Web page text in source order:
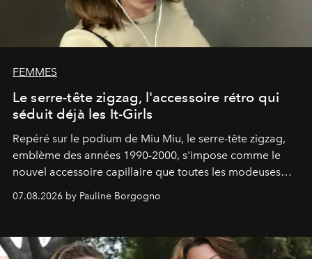
FEMMES
Le serre-tête zigzag, l'accessoire rétro qui
séduit déjà les It-Girls
Repéré sur le podium de Miu Miu, le serre-tête zigzag,
emblème des années 1990-2000, s'impose comme le
nouvel accessoire capillaire que toutes les modeuses
07.08.2026 by Pauline Borgogno